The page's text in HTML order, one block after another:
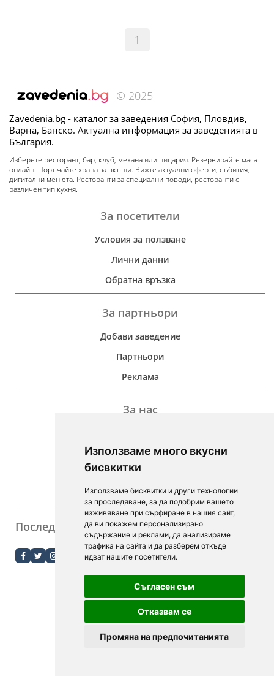
Използваме много вкусни
бисвкитки
Използваме бисквитки и други технологии
за проследяване, за да подобрим вашето
изживяване при сърфиране в нашия сайт,
да ви покажем персонализирано
съдържание и реклами, да анализираме
трафика на сайта и да разберем откъде
идват нашите посетители.
Съгласен съм
Отказвам се
Промяна на предпочитанията
1
© 2025
Zavedenia.bg - каталог за заведения София, Пловдив,
Варна, Банско. Актуална информация за заведенията в
България.
Изберете ресторант, бар, клуб, механа или пицария. Резервирайте маса
онлайн. Поръчайте храна за вкъщи. Вижте актуални оферти, събития,
дигитални менюта. Ресторанти за специални поводи, ресторанти с
различен тип кухня.
За посетители
Условия за ползване
Лични данни
Обратна връзка
За партньори
Добави заведение
Партньори
Реклама
За нас
Контакти
For Investors
F.A.Q.
Последвайте ни
order.bg
Digitalno Menu